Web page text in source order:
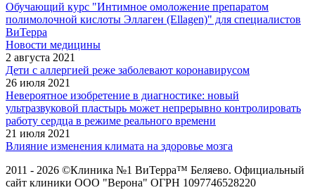
Обучающий курс "Интимное омоложение препаратом
полимолочной кислоты Эллаген (Ellagen)" для специалистов
ВиТерра
Новости медицины
2 августа 2021
Дети с аллергией реже заболевают коронавирусом
26 июля 2021
Невероятное изобретение в диагностике: новый
ультразвуковой пластырь может непрерывно контролировать
работу сердца в режиме реального времени
21 июля 2021
Влияние изменения климата на здоровье мозга
2011 - 2026 ©Клиника №1 ВиТерра™ Беляево. Официальный
сайт клиники ООО "Верона" ОГРН 1097746528220